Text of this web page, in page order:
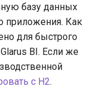
базу данных
приложения. Как
для быстрого
BI. Если же
с H2.